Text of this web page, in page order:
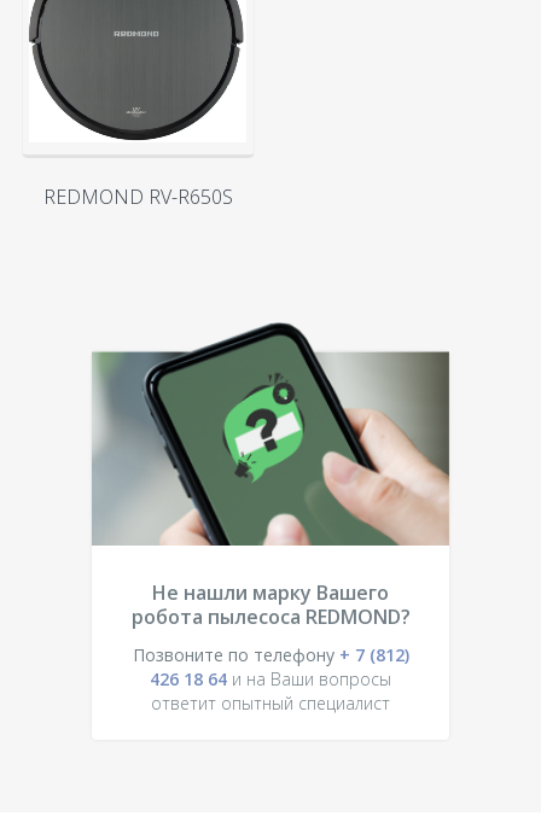
REDMOND RV-R650S
Не нашли марку Вашего
робота пылесоса REDMOND?
Позвоните по телефону + 7 (812)
426 18 64 и на Ваши вопросы
ответит опытный специалист